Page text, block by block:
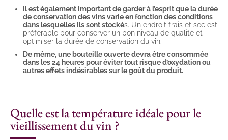
Il est également important de garder à l’esprit que la durée
de conservation des vins varie en fonction des conditions
dans lesquelles ils sont stockés. Un endroit frais et sec est
préférable pour conserver un bon niveau de qualité et
optimiser la durée de conservation du vin.
De même, une bouteille ouverte devra être consommée
dans les 24 heures pour éviter tout risque d’oxydation ou
autres effets indésirables sur le goût du produit.
Quelle est la température idéale pour le
vieillissement du vin ?